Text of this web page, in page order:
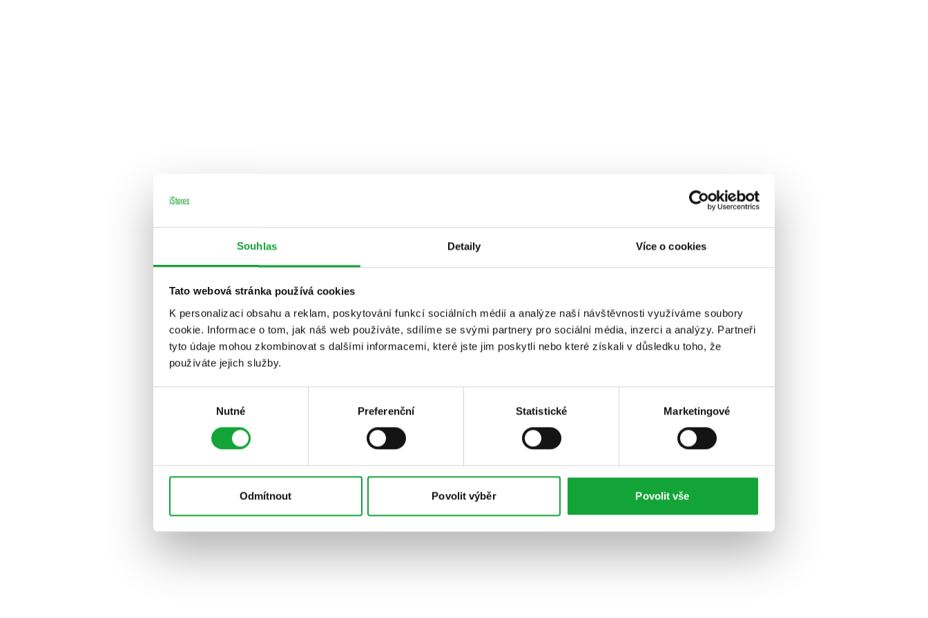
Souhlas Detaily Více o cookies
Tato webová stránka používá cookies
K personalizaci obsahu a reklam, poskytování funkcí sociálních médií a analýze naší návštěvnosti využíváme soubory
cookie. Informace o tom, jak náš web používáte, sdílíme se svými partnery pro sociální média, inzerci a analýzy. Partneři
tyto údaje mohou zkombinovat s dalšími informacemi, které jste jim poskytli nebo které získali v důsledku toho, že
používáte jejich služby.
Nutné Preferenční Statistické Marketingové
Odmítnout Povolit výběr Povolit vše